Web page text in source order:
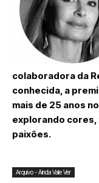
colaboradora da
conhecida, a
mais de 25 anos
explorando
paixões.
Arquivo - Ainda Vale Ver